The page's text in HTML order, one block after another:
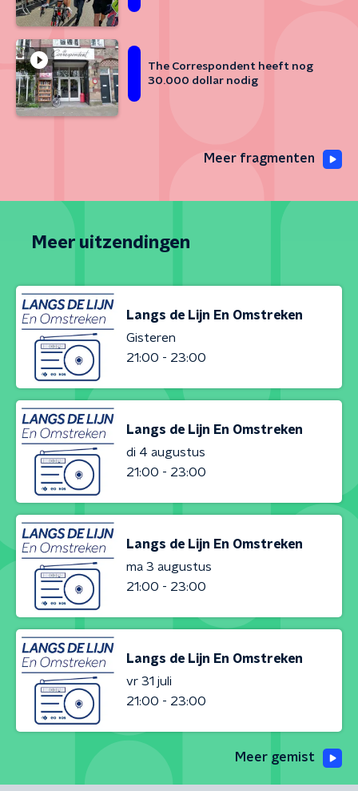
The Correspondent heeft nog
30.000 dollar nodig
Meer fragmenten
Meer uitzendingen
Langs de Lijn En Omstreken
Gisteren
21:00 - 23:00
Langs de Lijn En Omstreken
di 4 augustus
21:00 - 23:00
Langs de Lijn En Omstreken
ma 3 augustus
21:00 - 23:00
Langs de Lijn En Omstreken
vr 31 juli
21:00 - 23:00
Meer gemist